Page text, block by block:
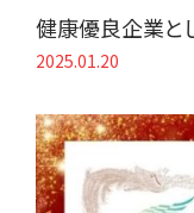
健康優良企業と
2025.01.20